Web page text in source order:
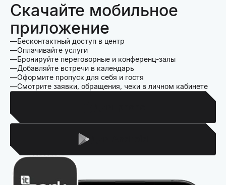
Скачайте мобильное
приложение
Бесконтактный доступ в центр
Оплачивайте услуги
Бронируйте переговорные и конференц-залы
Добавляйте встречи в календарь
Оформите пропуск для себя и гостя
Смотрите заявки, обращения, чеки в личном кабинете